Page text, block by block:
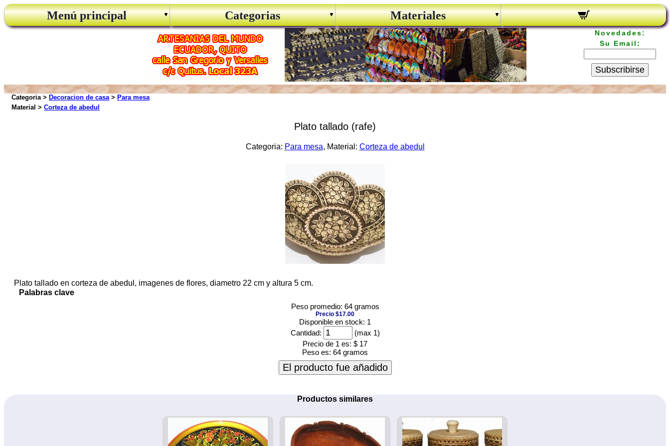
Menú principal Categorias Materiales
Novedades:
Su Email:
Subscribirse
Categoria > Decoracion de casa> Para mesa
Material > Corteza de abedul
Plato tallado (rafe)
Categoria: Para mesa, Material: Corteza de abedul
Plato tallado en corteza de abedul, imagenes de flores, diametro 22 cm y altura 5 cm.
Palabras clave
Peso promedio: 64 gramos
Precio $17.00
Disponible en stock: 1
Cantidad:
(max 1)
Precio de 1 es: $ 17
Peso es: 64 gramos
El producto fue añadido
Productos similares